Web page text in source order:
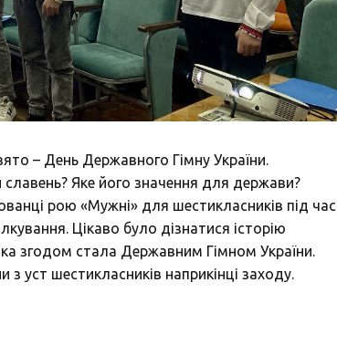
– День Державного Гімну України.
Яке його значення для держави?
рою «Мужні» для шестикласників під час
Цікаво було дізнатися історію
згодом стала Державним Гімном України.
з уст шестикласників наприкінці заходу.